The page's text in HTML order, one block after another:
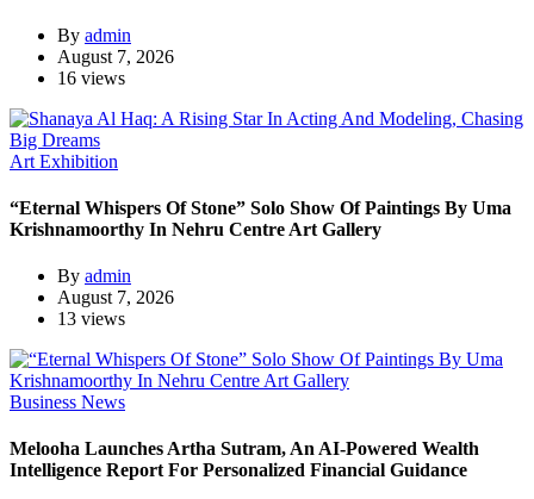
By admin
August 7, 2026
16 views
Art Exhibition
“Eternal Whispers Of Stone” Solo Show Of Paintings By Uma
Krishnamoorthy In Nehru Centre Art Gallery
By admin
August 7, 2026
13 views
Business News
Melooha Launches Artha Sutram, An AI-Powered Wealth
Intelligence Report For Personalized Financial Guidance